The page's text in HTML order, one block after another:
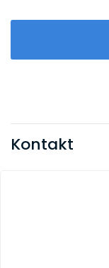
Kontakt